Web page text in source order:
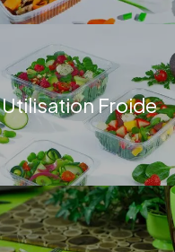
Utilisation Froide